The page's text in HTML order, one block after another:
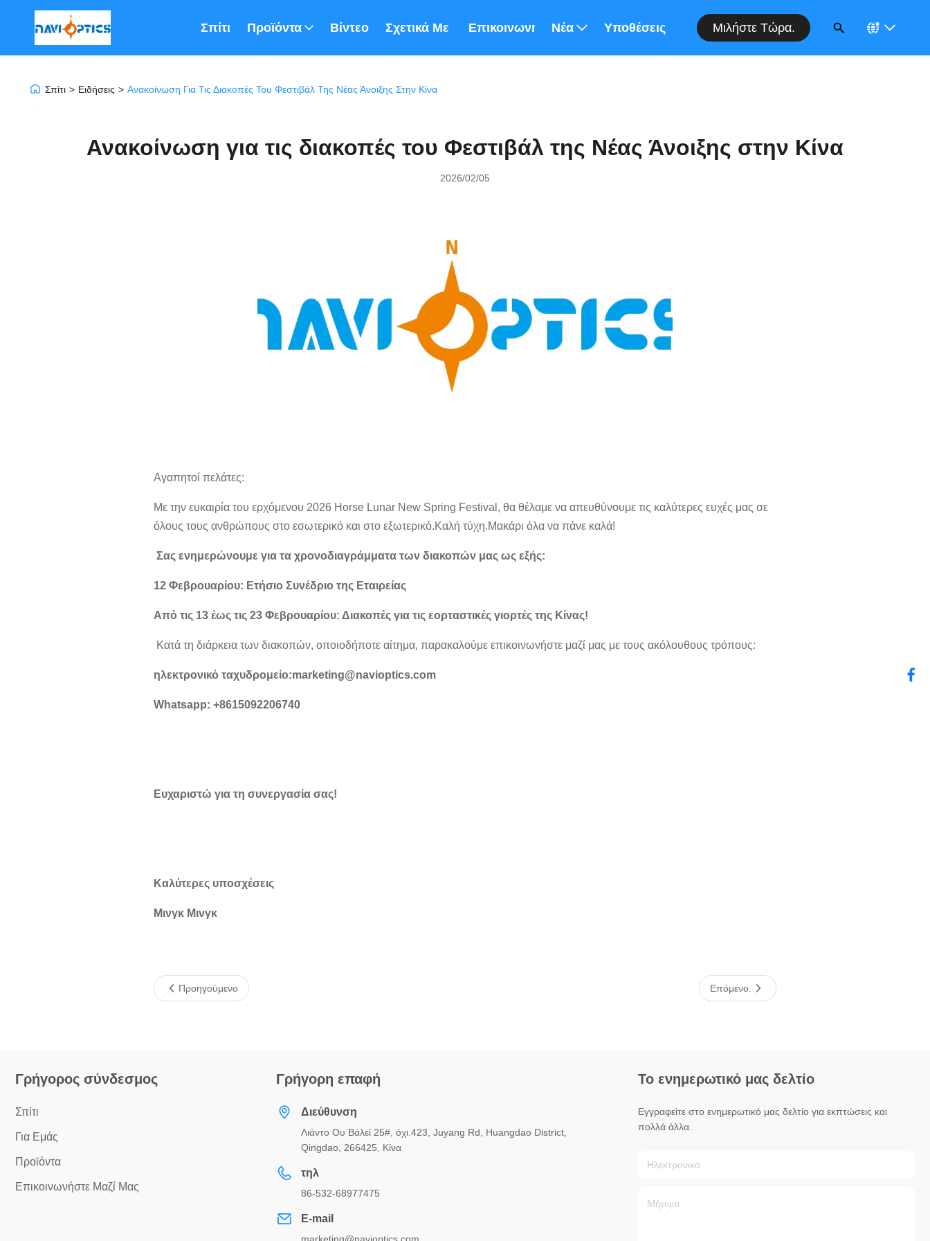
Σπίτι Προϊόντα Βίντεο Σχετικά Με ΕμάςΕπικοινωνήστε Μαζί Μας
Νέα Υποθέσεις Μιλήστε Τώρα.
Σπίτι > Ειδήσεις > Ανακοίνωση Για Τις Διακοπές Του Φεστιβάλ Της Νέας Άνοιξης Στην Κίνα
Ανακοίνωση για τις διακοπές του Φεστιβάλ της Νέας Άνοιξης στην Κίνα
2026/02/05
Αγαπητοί πελάτες:
Με την ευκαιρία του ερχόμενου 2026 Horse Lunar New Spring Festival, θα θέλαμε να απευθύνουμε τις καλύτερες ευχές μας σε
όλους τους ανθρώπους στο εσωτερικό και στο εξωτερικό.Καλή τύχη.Μακάρι όλα να πάνε καλά!
Σας ενημερώνουμε για τα χρονοδιαγράμματα των διακοπών μας ως εξής:
12 Φεβρουαρίου: Ετήσιο Συνέδριο της Εταιρείας
Από τις 13 έως τις 23 Φεβρουαρίου: Διακοπές για τις εορταστικές γιορτές της Κίνας!
Κατά τη διάρκεια των διακοπών, οποιοδήποτε αίτημα, παρακαλούμε επικοινωνήστε μαζί μας με τους ακόλουθους τρόπους:
ηλεκτρονικό ταχυδρομείο:marketing@navioptics.com
Whatsapp: +8615092206740
Ευχαριστώ για τη συνεργασία σας!
Καλύτερες υποσχέσεις
Μινγκ Μινγκ
Προηγούμενο Επόμενο.
Γρήγορος σύνδεσμος
Σπίτι
Για Εμάς
Προϊόντα
Επικοινωνήστε Μαζί Μας
Γρήγορη επαφή
Διεύθυνση
Λιάντο Ου Βάλεϊ 25#, όχι.423, Juyang Rd, Huangdao District,
Qingdao, 266425, Κίνα
τηλ
86-532-68977475
E-mail
Το ενημερωτικό μας δελτίο
Εγγραφείτε στο ενημερωτικό μας δελτίο για εκπτώσεις και
πολλά άλλα.